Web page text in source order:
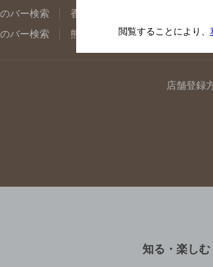
バー検索
香川県のバー検索
バー検索
熊本県のバー検索 宮崎県の
店舗登録
知る・楽しむ
閲覧することにより、